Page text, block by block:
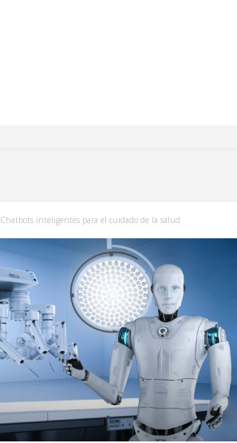
Chatbots inteligentes para el cuidado de la salud